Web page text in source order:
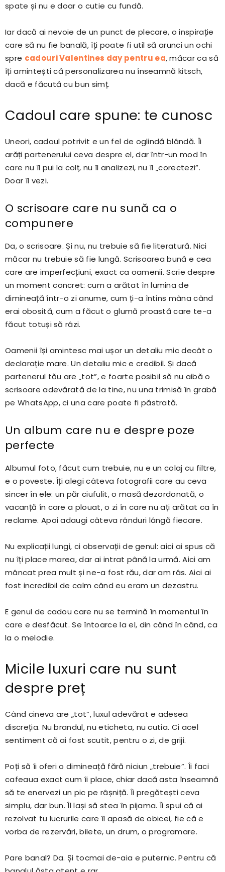
spate și nu e doar o cutie cu fundă.
Iar dacă ai nevoie de un punct de plecare, o inspirație
care să nu fie banală, îți poate fi util să arunci un ochi
spre cadouri Valentines day pentru ea, măcar ca să
îți amintești că personalizarea nu înseamnă kitsch,
dacă e făcută cu bun simț.
Cadoul care spune: te cunosc
Uneori, cadoul potrivit e un fel de oglindă blândă. Îi
arăți partenerului ceva despre el, dar într-un mod în
care nu îl pui la colț, nu îl analizezi, nu îl „corectezi”.
Doar îl vezi.
O scrisoare care nu sună ca o
compunere
Da, o scrisoare. Și nu, nu trebuie să fie literatură. Nici
măcar nu trebuie să fie lungă. Scrisoarea bună e cea
care are imperfecțiuni, exact ca oamenii. Scrie despre
un moment concret: cum a arătat în lumina de
dimineață într-o zi anume, cum ți-a întins mâna când
erai obosită, cum a făcut o glumă proastă care te-a
făcut totuși să râzi.
Oamenii își amintesc mai ușor un detaliu mic decât o
declarație mare. Un detaliu mic e credibil. Și dacă
partenerul tău are „tot”, e foarte posibil să nu aibă o
scrisoare adevărată de la tine, nu una trimisă în grabă
pe WhatsApp, ci una care poate fi păstrată.
Un album care nu e despre poze
perfecte
Albumul foto, făcut cum trebuie, nu e un colaj cu filtre,
e o poveste. Îți alegi câteva fotografii care au ceva
sincer în ele: un păr ciufulit, o masă dezordonată, o
vacanță în care a plouat, o zi în care nu ați arătat ca în
reclame. Apoi adaugi câteva rânduri lângă fiecare.
Nu explicații lungi, ci observații de genul: aici ai spus că
nu îți place marea, dar ai intrat până la urmă. Aici am
mâncat prea mult și ne-a fost rău, dar am râs. Aici ai
fost incredibil de calm când eu eram un dezastru.
E genul de cadou care nu se termină în momentul în
care e desfăcut. Se întoarce la el, din când în când, ca
la o melodie.
Micile luxuri care nu sunt
despre preț
Când cineva are „tot”, luxul adevărat e adesea
discreția. Nu brandul, nu eticheta, nu cutia. Ci acel
sentiment că ai fost scutit, pentru o zi, de griji.
Poți să îi oferi o dimineață fără niciun „trebuie”. Îi faci
cafeaua exact cum îi place, chiar dacă asta înseamnă
să te enervezi un pic pe râșniță. Îi pregătești ceva
simplu, dar bun. Îl lași să stea în pijama. Îi spui că ai
rezolvat tu lucrurile care îl apasă de obicei, fie că e
vorba de rezervări, bilete, un drum, o programare.
Pare banal? Da. Și tocmai de-aia e puternic. Pentru că